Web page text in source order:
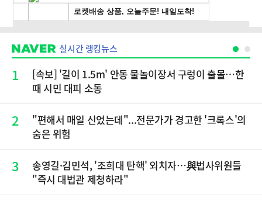
실시간 랭킹뉴스
1
[속보] '길이 1.5m' 안동 물놀이장서 구렁이 출몰…한
때 시민 대피 소동
2
"편해서 매일 신었는데"...전문가가 경고한 '크록스'의
숨은 위험
3
송영길·김민석, '조희대 탄핵' 외치자…與법사위원들
"즉시 대법관 제청하라"